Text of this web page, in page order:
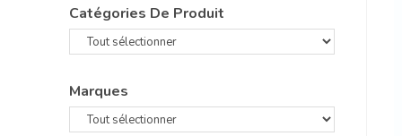
Catégories De Produit
Marques